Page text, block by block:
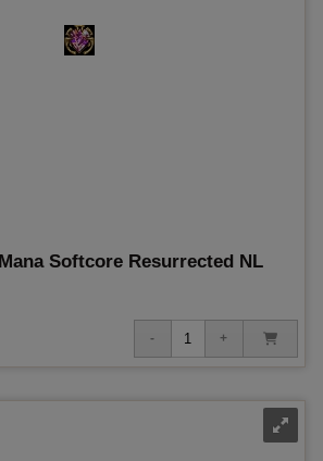
Softcore Resurrected NL